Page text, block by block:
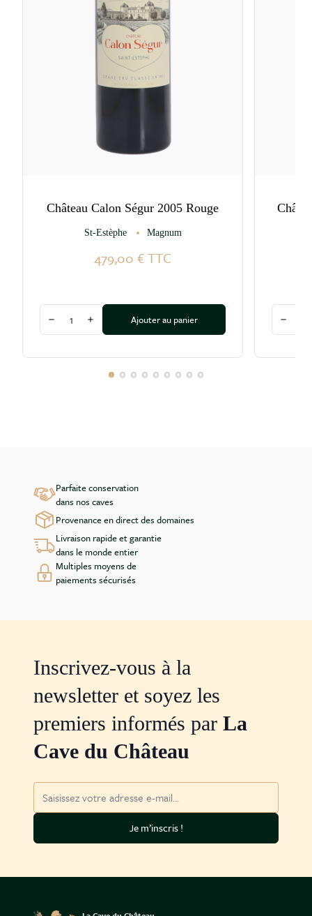
Château Calon Ségur 2005 Rouge
St-Estèphe Magnum
479,00 €TTC
Diminuer la quantité
Augmenter la quantité
Ajouter au panier
Parfaite conservation
dans nos caves
Provenance en direct des domaines
Livraison rapide et garantie
dans le monde entier
Multiples moyens de
paiements sécurisés
Inscrivez-vous à la
newsletter et soyez les
premiers informés par La
Cave du Château
Je m’inscris !